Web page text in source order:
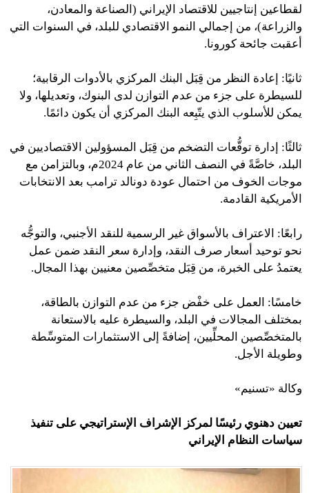
لقطاعين إنتاجيين للاقتصاد الإيراني (الصناعة والمعادن،
والزراعة)، من إجمالي النمو الاقتصادي للبلد، في السنوات التي
أعقبت جائحة كورونا.
ثانيًا: إعادة النظر من قِبَل البنك المركزي بالأدوات الرقابية؛
للسيطرة على جزء من عدم التوازن لدى البنوك، وتعديلها، ولا
يمكن للأسلوب الذي يتّبِعه البنك المركزي أن يكون دائمًا.
ثالثًا: إدارة توقُّعات التضخم من قِبَل المسؤولين الاقتصاديين في
البلد، خاصَّةً في النصف الثاني من عام 2024م، وبالتزامن مع
موجات الخوف من احتمال عودة دونالد ترامب بعد الانتخابات
الأمريكية القادمة.
رابعًا: الاعتراف بالأسواق غير الرسمية للنقد الأجنبي، والتوجُّه
نحو توحيد أسعار صرف النقد، وإدارة سعر النقد ضمن عمل
يعتمدُ على الخبرة، من قِبَل متخصِّصين معنيين بهذا المجال.
خامسًا: العمل على خفْض جزء من عدم التوازن بالطاقة،
بمختلف المجالات في البلد، والسيطرة عليه بالاستعانة
بالمتخصِّصين المحلِّيين، إضافةً إلى الاستثمارات المتوسِّطة
وطويلة الأجل.
وكالة «تسنيم»
تعيين دهنوي رئيسًا لمركز الإشراف الإستراتيجي على تنفيذ
سياسات النظام الإيراني